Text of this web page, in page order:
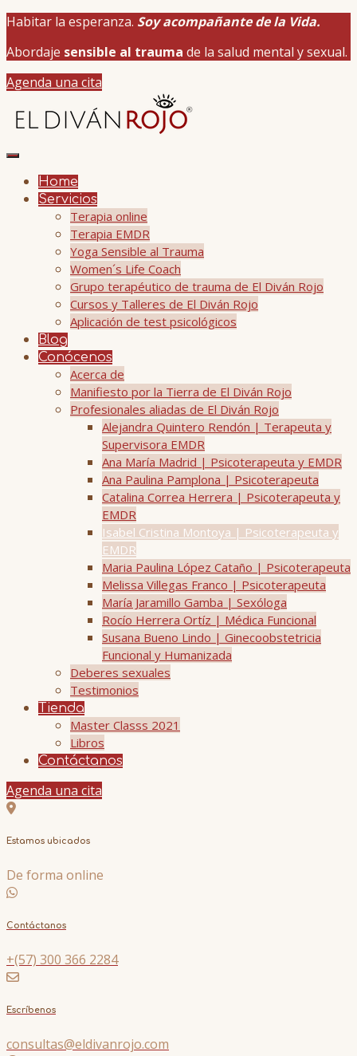
Habitar la esperanza. Soy acompañante de la Vida.
Abordaje sensible al trauma de la salud mental y sexual.
Agenda una cita
Home
Servicios
Terapia online
Terapia EMDR
Yoga Sensible al Trauma
Women´s Life Coach
Grupo terapéutico de trauma de El Diván Rojo
Cursos y Talleres de El Diván Rojo
Aplicación de test psicológicos
Blog
Conócenos
Acerca de
Manifiesto por la Tierra de El Diván Rojo
Profesionales aliadas de El Diván Rojo
Alejandra Quintero Rendón | Terapeuta y
Supervisora EMDR
Ana María Madrid | Psicoterapeuta y EMDR
Ana Paulina Pamplona | Psicoterapeuta
Catalina Correa Herrera | Psicoterapeuta y
EMDR
Isabel Cristina Montoya | Psicoterapeuta y
EMDR
Maria Paulina López Cataño | Psicoterapeuta
Melissa Villegas Franco | Psicoterapeuta
María Jaramillo Gamba | Sexóloga
Rocío Herrera Ortíz | Médica Funcional
Susana Bueno Lindo | Ginecoobstetricia
Funcional y Humanizada
Deberes sexuales
Testimonios
Tienda
Master Classs 2021
Libros
Contáctanos
Agenda una cita
Estamos ubicados
De forma online
Contáctanos
+(57) 300 366 2284
Escríbenos
consultas@eldivanrojo.com